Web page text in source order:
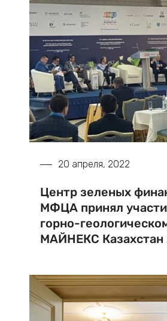
20 апреля, 2022
Центр зеленых
МФЦА принял
горно-
МАЙНЕКС Казахстан